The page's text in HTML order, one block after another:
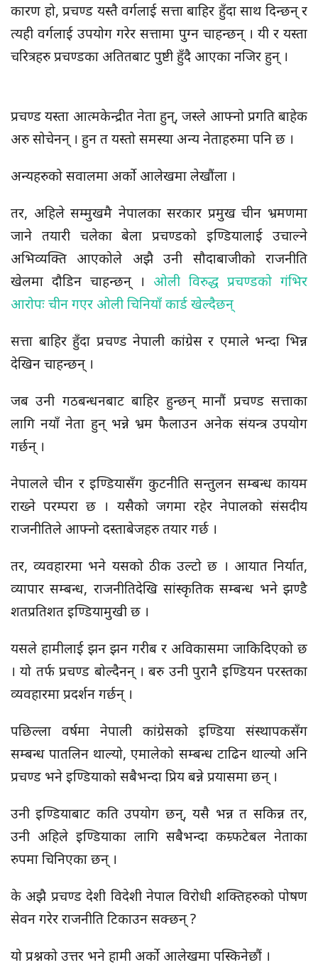
कारण हो, प्रचण्ड यस्तै वर्गलाई सत्ता बाहिर हुँदा साथ दिन्छन् र
त्यही वर्गलाई उपयोग गरेर सत्तामा पुग्न चाहन्छन् । यी र यस्ता
चरित्रहरु प्रचण्डका अतितबाट पुष्टी हुँदै आएका नजिर हुन् ।
प्रचण्ड यस्ता आत्मकेन्द्रीत नेता हुन्, जस्ले आफ्नो प्रगति बाहेक
अरु सोचेनन् । हुन त यस्तो समस्या अन्य नेताहरुमा पनि छ ।
अन्यहरुको सवालमा अर्को आलेखमा लेखौंला ।
तर, अहिले सम्मुखमै नेपालका सरकार प्रमुख चीन भ्रमणमा
जाने तयारी चलेका बेला प्रचण्डको इण्डियालाई उचाल्ने
अभिव्यक्ति आएकोले अझै उनी सौदाबाजीको राजनीति
खेलमा दौडिन चाहन्छन् । ओली विरुद्ध प्रचण्डको गंभिर
आरोपः चीन गएर ओली चिनियाँ कार्ड खेल्दैछन्
सत्ता बाहिर हुँदा प्रचण्ड नेपाली कांग्रेस र एमाले भन्दा भिन्न
देखिन चाहन्छन् ।
जब उनी गठबन्धनबाट बाहिर हुन्छन् मानौं प्रचण्ड सत्ताका
लागि नयाँ नेता हुन् भन्ने भ्रम फैलाउन अनेक संयन्त्र उपयोग
गर्छन् ।
नेपालले चीन र इण्डियासँग कुटनीति सन्तुलन सम्बन्ध कायम
राख्ने परम्परा छ । यसैको जगमा रहेर नेपालको संसदीय
राजनीतिले आफ्नो दस्ताबेजहरु तयार गर्छ ।
तर, व्यवहारमा भने यसको ठीक उल्टो छ । आयात निर्यात,
व्यापार सम्बन्ध, राजनीतिदेखि सांस्कृतिक सम्बन्ध भने झण्डै
शतप्रतिशत इण्डियामुखी छ ।
यसले हामीलाई झन झन गरीब र अविकासमा जाकिदिएको छ
। यो तर्फ प्रचण्ड बोल्दैनन् । बरु उनी पुरानै इण्डियन परस्तका
व्यवहारमा प्रदर्शन गर्छन् ।
पछिल्ला वर्षमा नेपाली कांग्रेसको इण्डिया संस्थापकसँग
सम्बन्ध पातलिन थाल्यो, एमालेको सम्बन्ध टाढिन थाल्यो अनि
प्रचण्ड भने इण्डियाको सबैभन्दा प्रिय बन्ने प्रयासमा छन् ।
उनी इण्डियाबाट कति उपयोग छन्, यसै भन्न त सकिन्न तर,
उनी अहिले इण्डियाका लागि सबैभन्दा कम्र्फटेबल नेताका
रुपमा चिनिएका छन् ।
के अझै प्रचण्ड देशी विदेशी नेपाल विरोधी शक्तिहरुको पोषण
सेवन गरेर राजनीति टिकाउन सक्छन् ?
यो प्रश्नको उत्तर भने हामी अर्को आलेखमा पस्किनेछौं ।